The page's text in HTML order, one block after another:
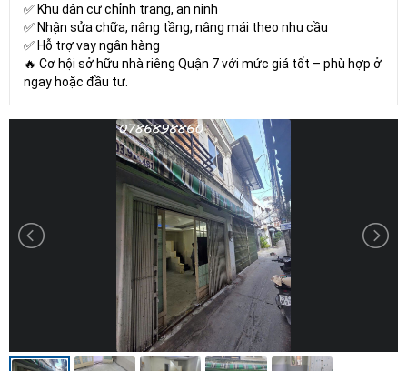
✅ Khu dân cư chỉnh trang, an ninh
✅ Nhận sửa chữa, nâng tầng, nâng mái theo nhu cầu
✅ Hỗ trợ vay ngân hàng
🔥 Cơ hội sở hữu nhà riêng Quận 7 với mức giá tốt – phù hợp ở
ngay hoặc đầu tư.